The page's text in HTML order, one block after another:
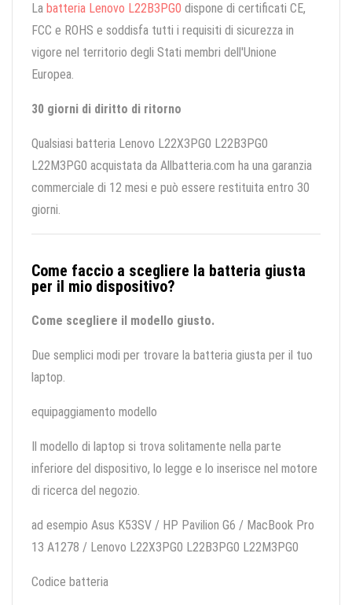
La batteria Lenovo L22B3PG0 dispone di certificati CE,
FCC e ROHS e soddisfa tutti i requisiti di sicurezza in
vigore nel territorio degli Stati membri dell'Unione
Europea.
30 giorni di diritto di ritorno
Qualsiasi batteria Lenovo L22X3PG0 L22B3PG0
L22M3PG0 acquistata da Allbatteria.com ha una garanzia
commerciale di 12 mesi e può essere restituita entro 30
giorni.
Come faccio a scegliere la batteria giusta
per il mio dispositivo?
Come scegliere il modello giusto.
Due semplici modi per trovare la batteria giusta per il tuo
laptop.
equipaggiamento modello
Il modello di laptop si trova solitamente nella parte
inferiore del dispositivo, lo legge e lo inserisce nel motore
di ricerca del negozio.
ad esempio Asus K53SV / HP Pavilion G6 / MacBook Pro
13 A1278 / Lenovo L22X3PG0 L22B3PG0 L22M3PG0
Codice batteria